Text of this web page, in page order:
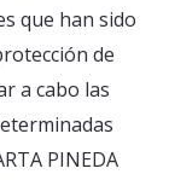
que han sido
de
a cabo las
PINEDA